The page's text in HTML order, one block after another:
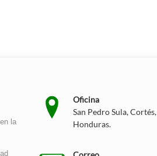
la
Oficina
San Pedro Sula, Cortés,
Honduras.